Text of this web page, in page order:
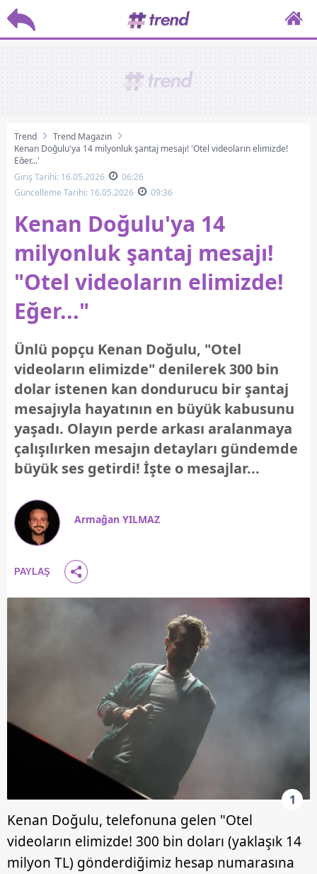
Trend
Trend Magazin
Kenan Doğulu'ya 14 milyonluk şantaj mesajı! 'Otel videoların elimizde!
Eğer...'
Giriş Tarihi: 16.05.2026
06:26
Güncelleme Tarihi: 16.05.2026
09:36
Kenan Doğulu'ya 14
milyonluk şantaj mesajı!
"Otel videoların elimizde!
Eğer..."
Ünlü popçu Kenan Doğulu, "Otel
videoların elimizde" denilerek 300 bin
dolar istenen kan dondurucu bir şantaj
mesajıyla hayatının en büyük kabusunu
yaşadı. Olayın perde arkası aralanmaya
çalışılırken mesajın detayları gündemde
büyük ses getirdi! İşte o mesajlar...
Armağan YILMAZ
PAYLAŞ
1
Kenan Doğulu, telefonuna gelen "Otel
videoların elimizde! 300 bin doları (yaklaşık 14
milyon TL) gönderdiğimiz hesap numarasına